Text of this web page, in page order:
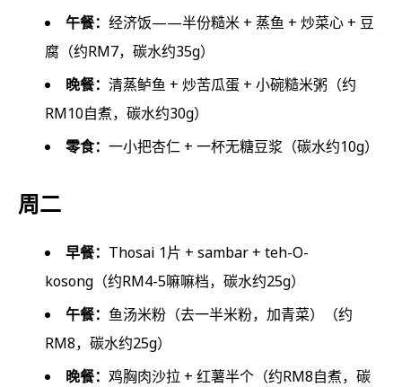
午餐： 经济饭——半份糙米 + 蒸鱼 + 炒菜心 + 豆
腐（约RM7，碳水约35g）
晚餐： 清蒸鲈鱼 + 炒苦瓜蛋 + 小碗糙米粥（约
RM10自煮，碳水约30g）
零食： 一小把杏仁 + 一杯无糖豆浆（碳水约10g）
周二
早餐： Thosai 1片 + sambar + teh-O-
kosong（约RM4-5嘛嘛档，碳水约25g）
午餐： 鱼汤米粉（去一半米粉，加青菜）（约
RM8，碳水约25g）
晚餐： 鸡胸肉沙拉 + 红薯半个（约RM8自煮，碳